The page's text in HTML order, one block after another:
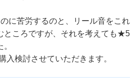
に苦労するのと、リール音をこれ
ところですが、それを考えても★5
入検討させていただきます。